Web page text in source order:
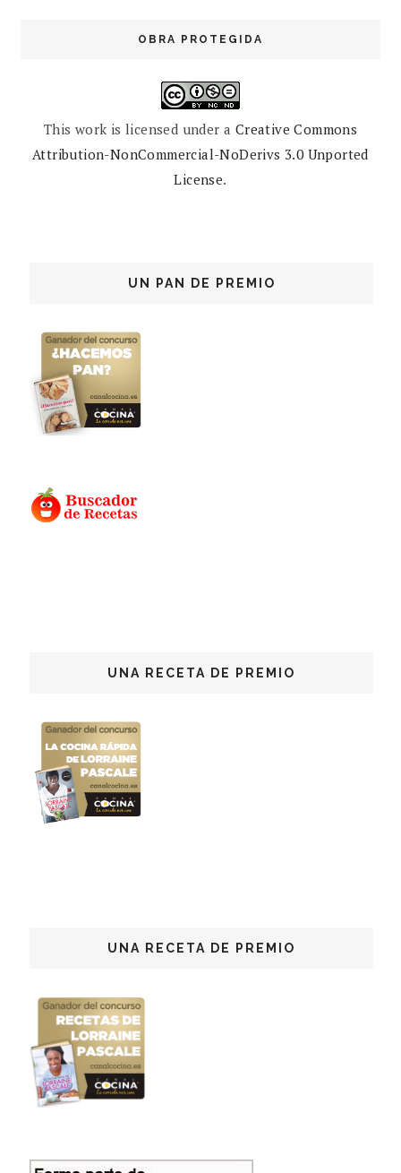
OBRA PROTEGIDA
This work is licensed under a Creative Commons
Attribution-NonCommercial-NoDerivs 3.0 Unported
License.
UN PAN DE PREMIO
UNA RECETA DE PREMIO
UNA RECETA DE PREMIO